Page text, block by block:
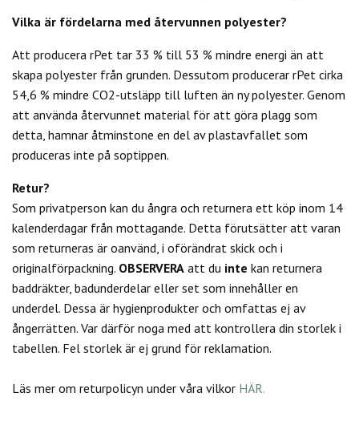
Vilka är fördelarna med återvunnen polyester?
Att producera rPet tar 33 % till 53 % mindre energi än att
skapa polyester från grunden. Dessutom producerar rPet cirka
54,6 % mindre CO2-utsläpp till luften än ny polyester. Genom
att använda återvunnet material för att göra plagg som
detta, hamnar åtminstone en del av plastavfallet som
produceras inte på soptippen.
Retur?
Som privatperson kan du ångra och returnera ett köp inom 14
kalenderdagar från mottagande. Detta förutsätter att varan
som returneras är oanvänd, i oförändrat skick och i
originalförpackning. OBSERVERA att du inte kan returnera
baddräkter, badunderdelar eller set som innehåller en
underdel. Dessa är hygienprodukter och omfattas ej av
ångerrätten. Var därför noga med att kontrollera din storlek i
tabellen. Fel storlek är ej grund för reklamation.
Läs mer om returpolicyn under våra vilkor HÄR.